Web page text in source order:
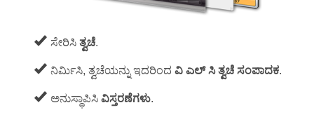
ಸೇರಿಸಿ ತ್ವಚೆ.
ನಿರ್ಮಿಸಿ, ತ್ವಚೆಯನ್ನು ಇದರಿಂದ ವಿ ಎಲ್ ಸಿ ತ್ವಚೆ ಸಂಪಾದಕ.
ಅನುಸ್ಥಾಪಿಸಿ ವಿಸ್ತರಣೆಗಳು.